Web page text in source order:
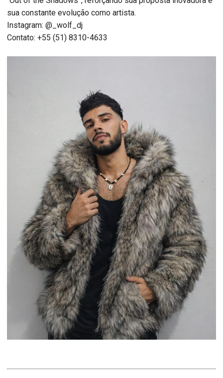
sua constante evolução como artista.
Instagram: @_wolf_dj
Contato: +55 (51) 8310-4633